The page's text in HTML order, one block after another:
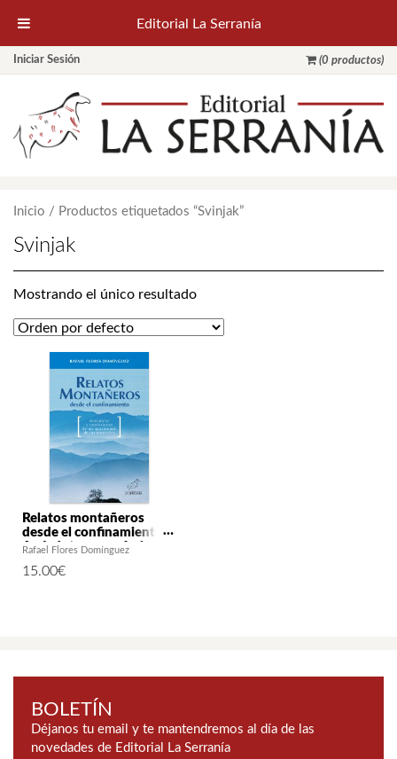
Iniciar Sesión (0 productos)
Inicio / Productos etiquetados “Svinjak”
Svinjak
Mostrando el único resultado
Relatos montañeros
desde el confinamiento.
Anécdotas y confesiones
montañas
Rafael Flores Domínguez
15.00€
BOLETÍN
Déjanos tu email y te mantendremos al día de las
novedades de Editorial La Serranía
Editorial La Serranía